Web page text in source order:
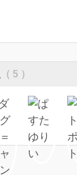
（ 5 ）